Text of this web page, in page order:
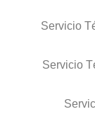
Servicio
Servicio